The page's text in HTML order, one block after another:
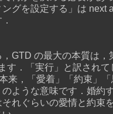
グを設定する」は next
GTD の最大の本質は，
す．「実行」と訳されて
来，「愛着」「約束」「
のような意味です．婚約
それぐらいの愛情と約束